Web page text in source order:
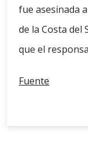
fue asesinada
de la Costa del
que el
Fuente